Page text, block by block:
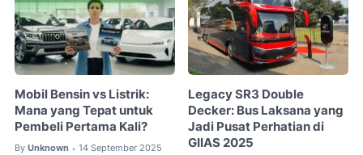
Mobil Bensin vs Listrik:
Mana yang Tepat untuk
Pembeli Pertama Kali?
By Unknown • 14 September 2025
Legacy SR3 Double
Decker: Bus Laksana yang
Jadi Pusat Perhatian di
GIIAS 2025